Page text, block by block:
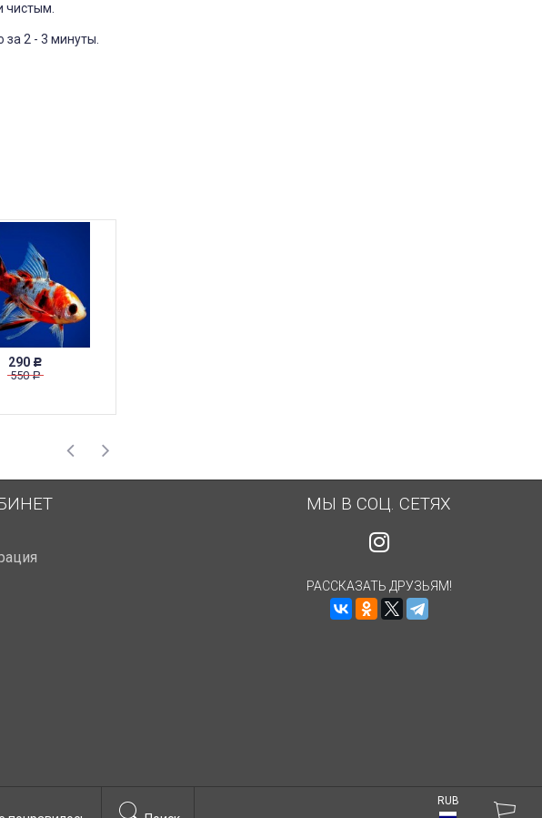
чистым.
за 2 - 3 минуты.
290 Р
550Р
МЫ В СОЦ. СЕТЯХ
РАССКАЗАТЬ ДРУЗЬЯМ!
RUB